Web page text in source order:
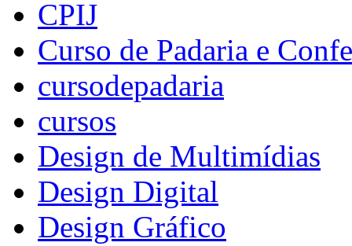
CPIJ
Curso de Padaria e
cursodepadaria
cursos
Design de Multimídias
Design Digital
Design Gráfico